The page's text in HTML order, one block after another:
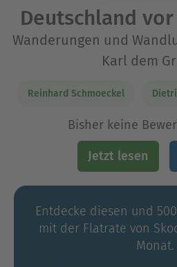
Deutschland vor
Wanderungen und
Karl dem
Reinhard Schmoeckel
Bisher keine
Jetzt lesen
Entdecke diesen und
mit der Flatrate von
Monat.